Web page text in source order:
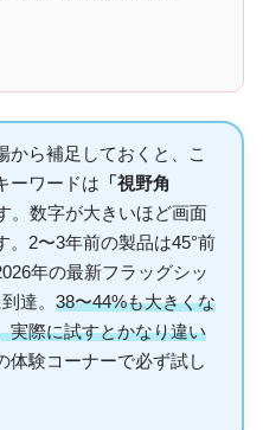
から補足しておくと、こ
ーワードは 「視野角
。数字が大きいほど画面
。2〜3年前の製品は45°前
年の最新フラッグシッ
達。 38〜44%も大きくな
実際に試すとかなり違い
体験コーナーで必ず試し